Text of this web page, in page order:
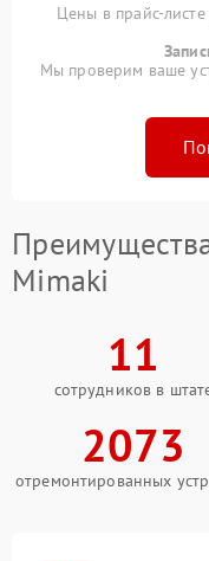
Цены в прайс-
Мы проверим ваше
Mimaki
11
сотрудников в
2073
отремонтированных